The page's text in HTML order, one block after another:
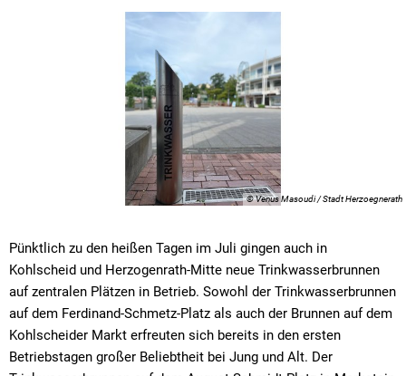
© Venus Masoudi / Stadt Herzoegnerath
Pünktlich zu den heißen Tagen im Juli gingen auch in
Kohlscheid und Herzogenrath-Mitte neue Trinkwasserbrunnen
auf zentralen Plätzen in Betrieb. Sowohl der Trinkwasserbrunnen
auf dem Ferdinand-Schmetz-Platz als auch der Brunnen auf dem
Kohlscheider Markt erfreuten sich bereits in den ersten
Betriebstagen großer Beliebtheit bei Jung und Alt. Der